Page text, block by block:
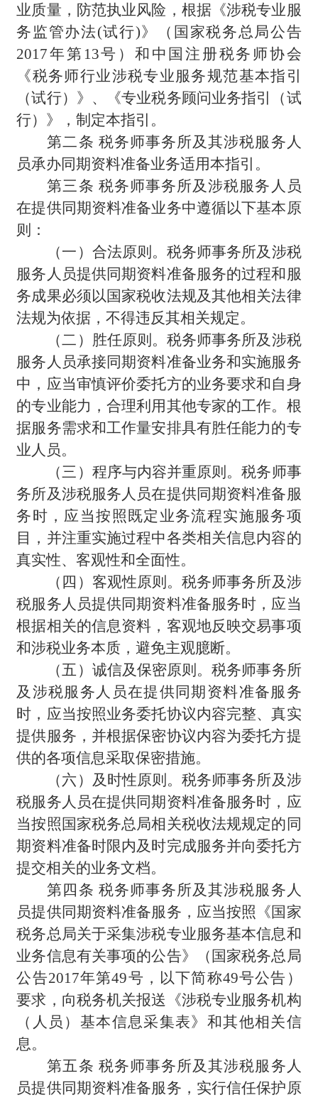
业质量，防范执业风险，根据《涉税专业服
务监管办法(试行)》（国家税务总局公告
2017年第13号）和中国注册税务师协会
《税务师行业涉税专业服务规范基本指引
（试行）》、《专业税务顾问业务指引（试
行）》，制定本指引。
第二条 税务师事务所及其涉税服务人
员承办同期资料准备业务适用本指引。
第三条 税务师事务所及涉税服务人员
在提供同期资料准备业务中遵循以下基本原
则：
（一）合法原则。税务师事务所及涉税
服务人员提供同期资料准备服务的过程和服
务成果必须以国家税收法规及其他相关法律
法规为依据，不得违反其相关规定。
（二）胜任原则。税务师事务所及涉税
服务人员承接同期资料准备业务和实施服务
中，应当审慎评价委托方的业务要求和自身
的专业能力，合理利用其他专家的工作。根
据服务需求和工作量安排具有胜任能力的专
业人员。
（三）程序与内容并重原则。税务师事
务所及涉税服务人员在提供同期资料准备服
务时，应当按照既定业务流程实施服务项
目，并注重实施过程中各类相关信息内容的
真实性、客观性和全面性。
（四）客观性原则。税务师事务所及涉
税服务人员提供同期资料准备服务时，应当
根据相关的信息资料，客观地反映交易事项
和涉税业务本质，避免主观臆断。
（五）诚信及保密原则。税务师事务所
及涉税服务人员在提供同期资料准备服务
时，应当按照业务委托协议内容完整、真实
提供服务，并根据保密协议内容为委托方提
供的各项信息采取保密措施。
（六）及时性原则。税务师事务所及涉
税服务人员在提供同期资料准备服务时，应
当按照国家税务总局相关税收法规规定的同
期资料准备时限内及时完成服务并向委托方
提交相关的业务文档。
第四条 税务师事务所及其涉税服务人
员提供同期资料准备服务，应当按照《国家
税务总局关于采集涉税专业服务基本信息和
业务信息有关事项的公告》（国家税务总局
公告2017年第49号，以下简称49号公告）
要求，向税务机关报送《涉税专业服务机构
（人员）基本信息采集表》和其他相关信
息。
第五条 税务师事务所及其涉税服务人
员提供同期资料准备服务，实行信任保护原